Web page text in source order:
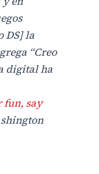
DS] la
“Creo
digital ha
fun, say